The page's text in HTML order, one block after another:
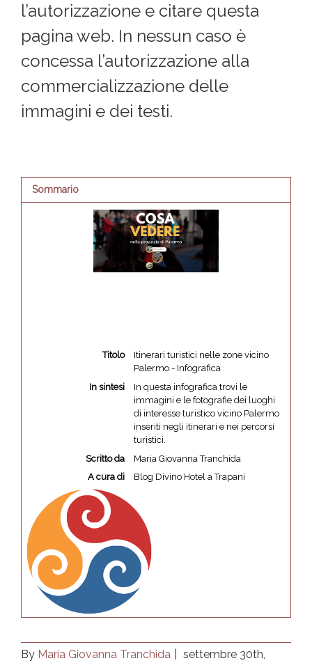
l’autorizzazione e citare questa
pagina web. In nessun caso è
concessa l’autorizzazione alla
commercializzazione delle
immagini e dei testi.
Sommario
Titolo
Itinerari turistici nelle zone vicino
Palermo - Infografica
In sintesi
In questa infografica trovi le
immagini e le fotografie dei luoghi
di interesse turistico vicino Palermo
inseriti negli itinerari e nei percorsi
turistici.
Scritto da
Maria Giovanna Tranchida
A cura di
Blog Divino Hotel a Trapani
By Maria Giovanna Tranchida
settembre 30th,